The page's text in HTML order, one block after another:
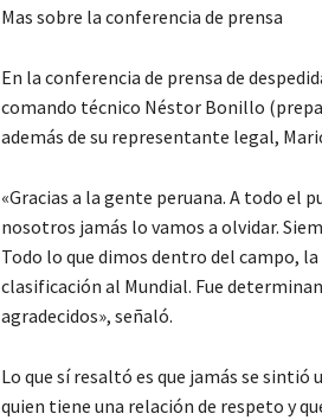
Mas sobre la conferencia de prensa
En la conferencia de prensa de
comando técnico Néstor Bonillo
además de su representante legal,
«Gracias a la gente peruana. A todo el
nosotros jamás lo vamos a olvidar.
Todo lo que dimos dentro del campo,
clasificación al Mundial. Fue
agradecidos», señaló.
Lo que sí resaltó es que jamás se
quien tiene una relación de respeto y